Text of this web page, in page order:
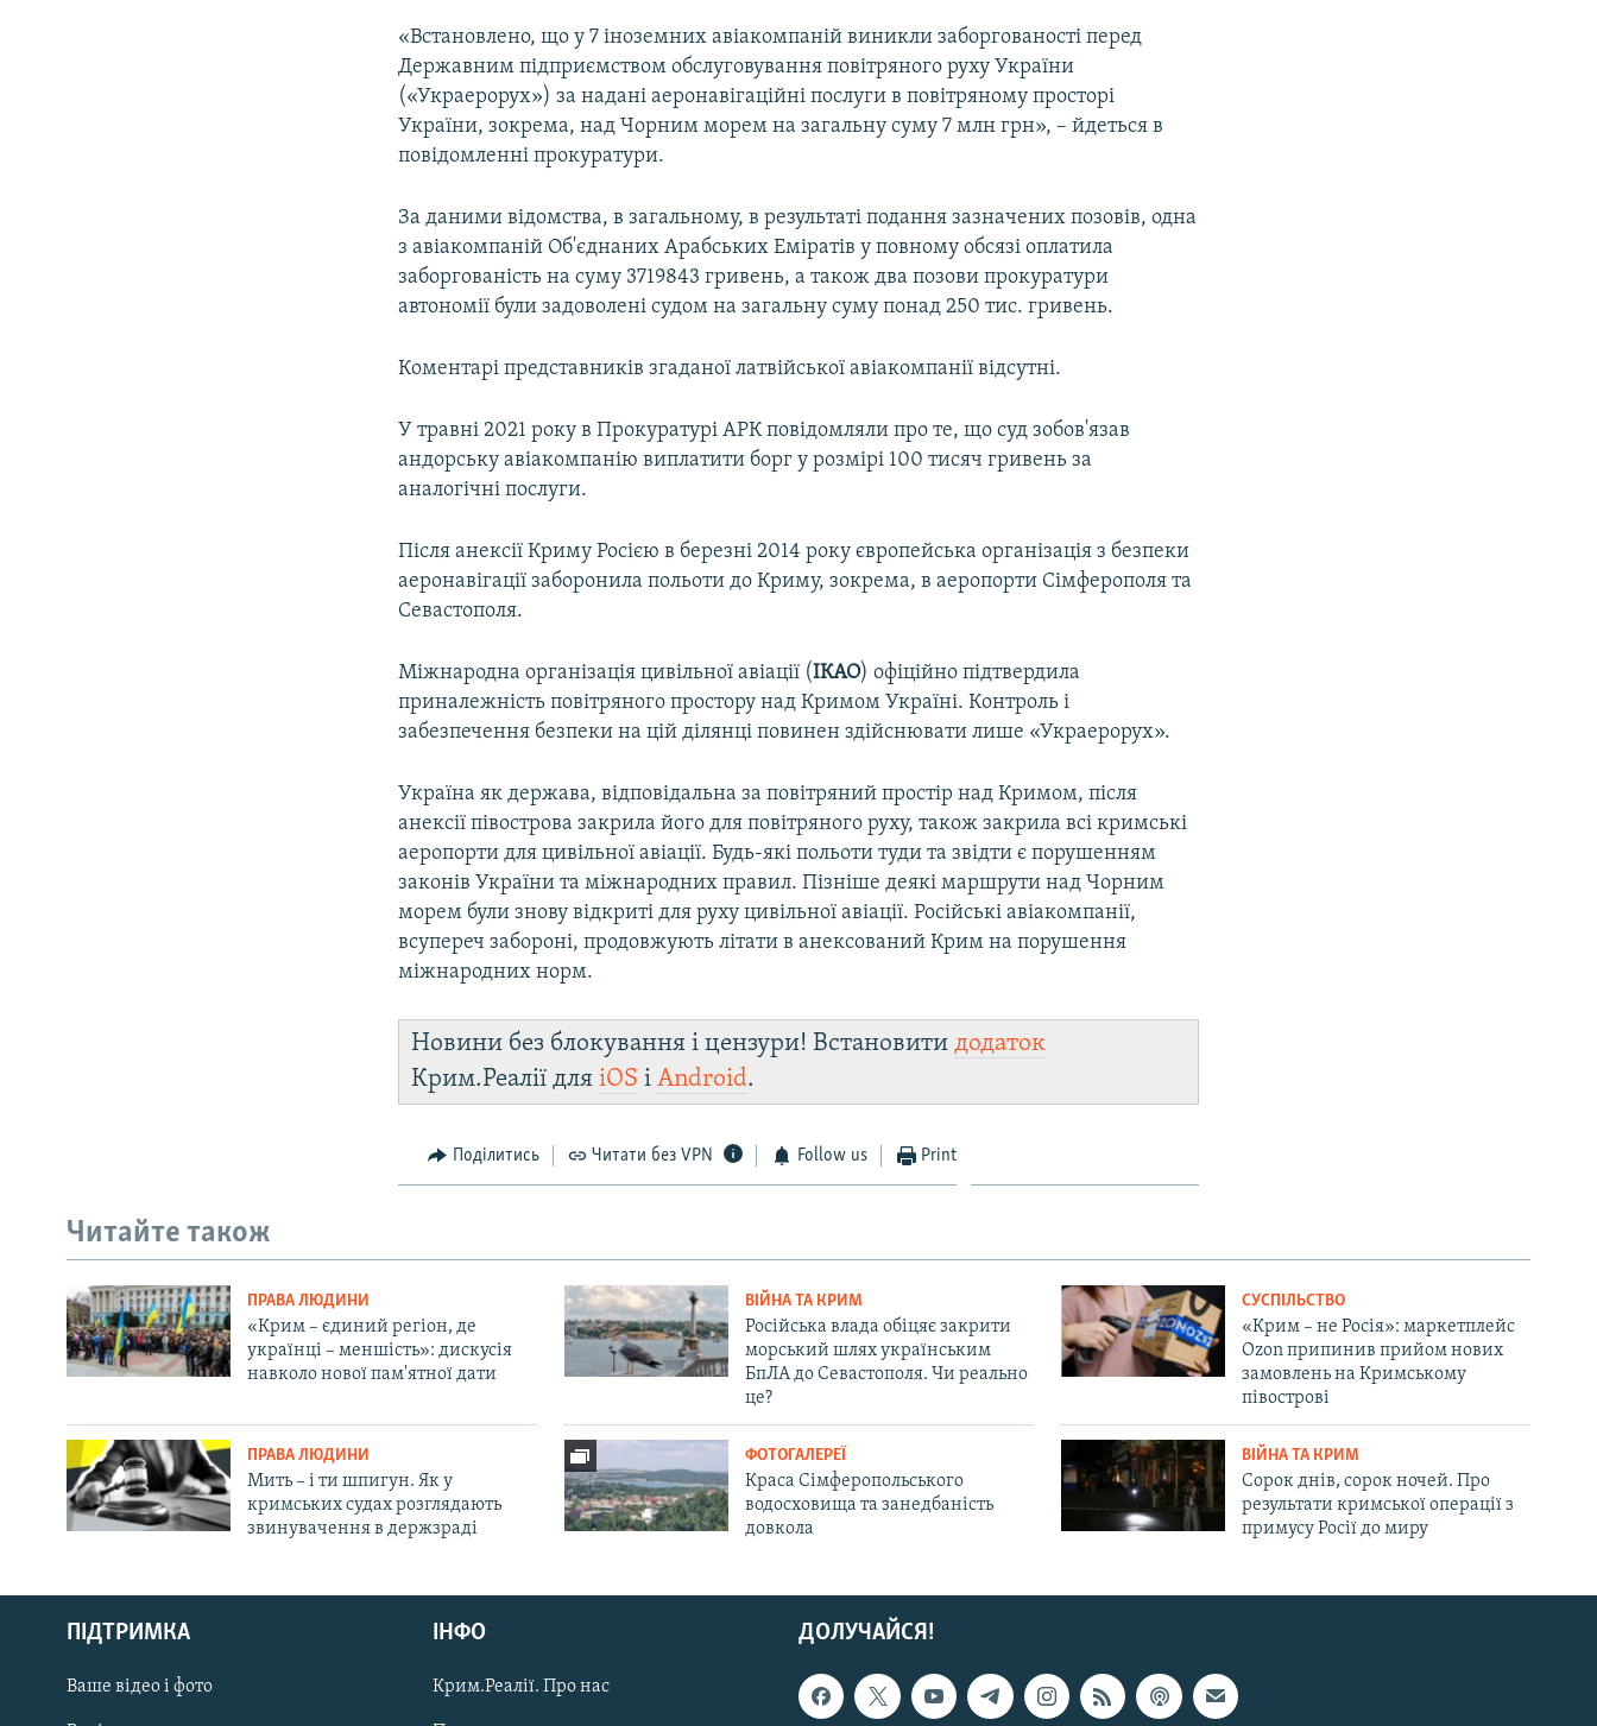
Русский
Qırımtatar
ДОЛУЧАЙСЯ!
«Встановлено, що у 7 іноземних авіакомпаній виникли заборгованості перед
Державним підприємством обслуговування повітряного руху України
(«Украерорух») за надані аеронавігаційні послуги в повітряному просторі
України, зокрема, над Чорним морем на загальну суму 7 млн грн», – йдеться в
повідомленні прокуратури.
За даними відомства, в загальному, в результаті подання зазначених позовів, одна
з авіакомпаній Об'єднаних Арабських Еміратів у повному обсязі оплатила
заборгованість на суму 3719843 гривень, а також два позови прокуратури
автономії були задоволені судом на загальну суму понад 250 тис. гривень.
Коментарі представників згаданої латвійської авіакомпанії відсутні.
У травні 2021 року в Прокуратурі АРК повідомляли про те, що суд зобов'язав
андорську авіакомпанію виплатити борг у розмірі 100 тисяч гривень за
аналогічні послуги.
Після анексії Криму Росією в березні 2014 року європейська організація з безпеки
аеронавігації заборонила польоти до Криму, зокрема, в аеропорти Сімферополя та
Севастополя.
Міжнародна організація цивільної авіації (ІКАО) офіційно підтвердила
приналежність повітряного простору над Кримом Україні. Контроль і
забезпечення безпеки на цій ділянці повинен здійснювати лише «Украерорух».
Україна як держава, відповідальна за повітряний простір над Кримом, після
анексії півострова закрила його для повітряного руху, також закрила всі кримські
аеропорти для цивільної авіації. Будь-які польоти туди та звідти є порушенням
законів України та міжнародних правил. Пізніше деякі маршрути над Чорним
морем були знову відкриті для руху цивільної авіації. Російські авіакомпанії,
всупереч забороні, продовжують літати в анексований Крим на порушення
міжнародних норм.
Новини без блокування і цензури! Встановитидодаток
Крим.Реалії дляiOS іAndroid.
Поділитись Читати без VPN Follow us Print
Читайте також
ПРАВА ЛЮДИНИ
«Крим – єдиний регіон, де
українці – меншість»: дискусія
навколо нової пам'ятної дати
ВІЙНА ТА КРИМ
Російська влада обіцяє закрити
морський шлях українським
БпЛА до Севастополя. Чи реально
це?
СУСПІЛЬСТВО
«Крим – не Росія»: маркетплейс
Ozon припинив прийом нових
замовлень на Кримському
півострові
ПРАВА ЛЮДИНИ
Мить – і ти шпигун. Як у
кримських судах розглядають
звинувачення в держзраді
ФОТОГАЛЕРЕЇ
Краса Сімферопольського
водосховища та занедбаність
довкола
ВІЙНА ТА КРИМ
Сорок днів, сорок ночей. Про
результати кримської операції з
примусу Росії до миру
ДОЛУЧАЙСЯ!
ПІДТРИМКА
Ваше відео і фото
ІНФО
Крим.Реалії. Про нас